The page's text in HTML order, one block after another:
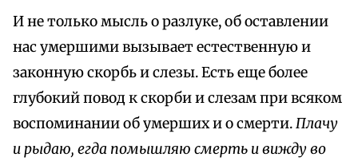
И не только мысль о разлуке, об оставлении
нас умершими вызывает естественную и
законную скорбь и слезы. Есть еще более
глубокий повод к скорби и слезам при всяком
воспоминании об умерших и о смерти.Плачу
и рыдаю, егда помышляю смерть и вижду во